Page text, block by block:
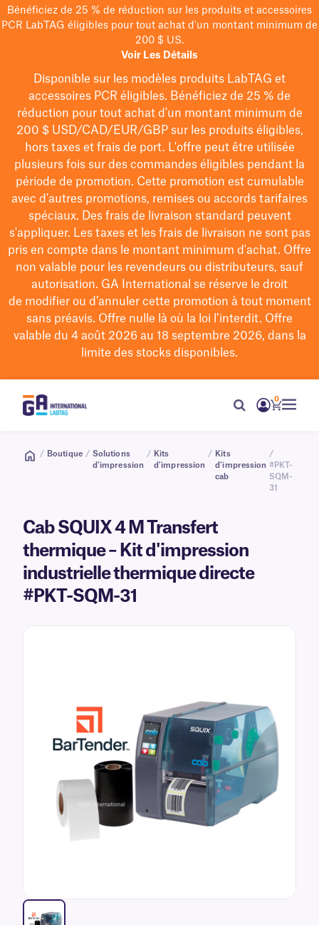
Bénéficiez de 25 % de réduction sur les produits et accessoires
PCR LabTAG éligibles pour tout achat d'un montant minimum de
200 $ US.
Voir Les Détails
Disponible sur les modèles produits LabTAG et
accessoires PCR éligibles. Bénéficiez de 25 % de
réduction pour tout achat d'un montant minimum de
200 $USD/CAD/EUR/GBPsur les produits éligibles,
hors taxes et frais de port. L'offre peut être utilisée
plusieurs fois sur des commandes éligibles pendant la
période de promotion. Cette promotion est cumulable
avec d'autres promotions, remises ou accords tarifaires
spéciaux. Des frais de livraison standard peuvent
s'appliquer. Les taxes et les frais de livraison ne sont pas
pris en compte dans le montant minimum d'achat. Offre
non valable pour les revendeurs ou distributeurs, sauf
autorisation. GA International se réserve le droit
de modifierou d’annuler cette promotion à tout moment
sans préavis. Offre nulle là où la loi l’interdit. Offre
valable du 4 août 2026 au 18 septembre 2026, dans la
limite des stocks disponibles.
0
/ Boutique / Solutions
d'impression
/ Kits
d'impression
/ Kits
d'impression
cab
/
#PKT-
SQM-
31
Cab SQUIX 4 M Transfert
thermique – Kit d'impression
industrielle thermique directe
#PKT-SQM-31